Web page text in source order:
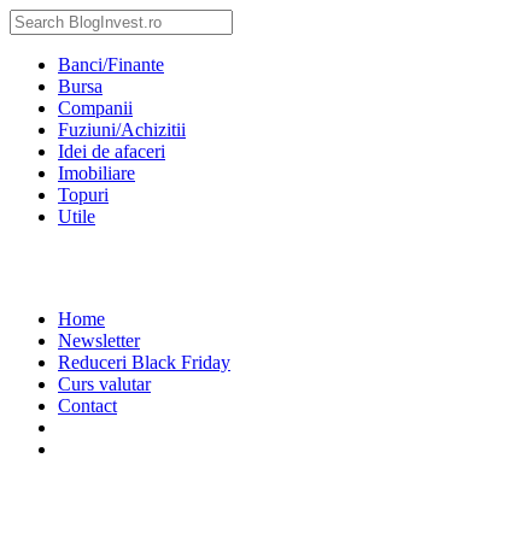
Banci/Finante
Bursa
Companii
Fuziuni/Achizitii
Idei de afaceri
Imobiliare
Topuri
Utile
Home
Newsletter
Reduceri Black Friday
Curs valutar
Contact